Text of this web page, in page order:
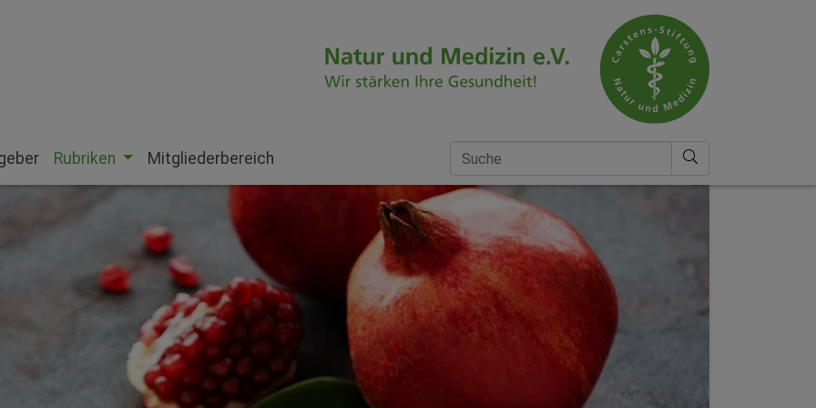
Rubriken Mitgliederbereich
Suche nach